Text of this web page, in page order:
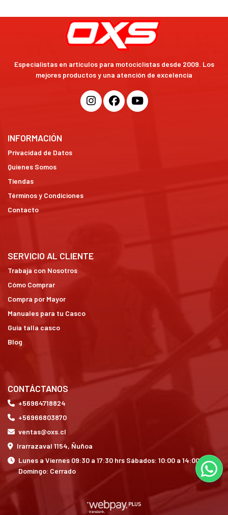
Especialistas en artículos para motociclistas desde 2009. Los
mejores productos y una atención de excelencia
INFORMACIÓN
Privacidad de Datos
Quienes Somos
Tiendas
Términos y Condiciones
Contacto
SERVICIO AL CLIENTE
Trabaja con Nosotros
Cómo Comprar
Compra por Mayor
Manuales para tu Casco
Guía talla casco
Blog
CONTÁCTANOS
+56964718824
+56966803870
ventas@oxs.cl
Irarrazaval 1154, Ñuñoa
Lunes a Viernes 09:30 a 17:30 hrs Sábados: 10:00 a 14:00 hrs
Domingo: Cerrado